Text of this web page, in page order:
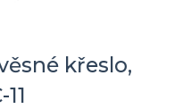
křeslo,